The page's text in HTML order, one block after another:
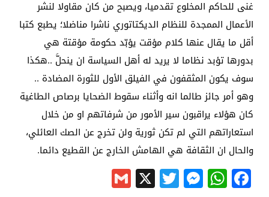
غنى للحاكم المخلوع تقدميا، ويصبح من كان مقاولا لنشر
الأعمال الممجدة للنظام الديكتاتوري ناشرا مناضلا؛ يطبع كتبا
أقل ما يقال عنها كلام مؤقت يؤبّد حكومة مؤقتة هي
بدورها تؤبد نظاما لا يريد له أهل السياسة ان ينحلَّ ..هكذا
سوف يكون المثقفون في الفيلق الأول للثورة المضادة ..
وهو أمر جائز طالما انه وأثناء سقوط الضحايا برصاص الطاغية
كان هؤلاء يراقبون سير الأمور من شرفاتهم او من خلال
استعاراتهم التي لم تكن ثورية ولن تخرج عن الصك العائلي،
والحال ان الثقافة هي الهامش الخارج عن القطيع دائما.
Facebook
WhatsApp
Messenger
Twitter
X